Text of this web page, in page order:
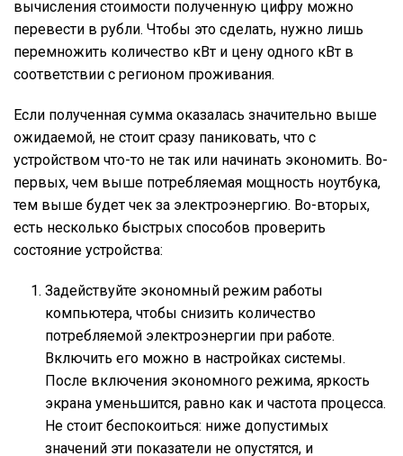
вычисления стоимости полученную цифру можно
перевести в рубли. Чтобы это сделать, нужно лишь
перемножить количество кВт и цену одного кВт в
соответствии с регионом проживания.
Если полученная сумма оказалась значительно выше
ожидаемой, не стоит сразу паниковать, что с
устройством что-то не так или начинать экономить. Во-
первых, чем выше потребляемая мощность ноутбука,
тем выше будет чек за электроэнергию. Во-вторых,
есть несколько быстрых способов проверить
состояние устройства:
Задействуйте экономный режим работы
компьютера, чтобы снизить количество
потребляемой электроэнергии при работе.
Включить его можно в настройках системы.
После включения экономного режима, яркость
экрана уменьшится, равно как и частота процесса.
Не стоит беспокоиться: ниже допустимых
значений эти показатели не опустятся, и